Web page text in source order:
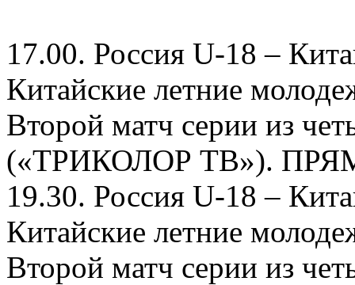
17.00. Россия U-18 –
Китайские летние
Второй матч серии из
(«ТРИКОЛОР ТВ»).
19.30. Россия U-18 –
Китайские летние
Второй матч серии из